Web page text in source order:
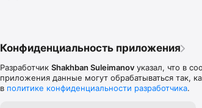
Конфиденциальность приложения
Разработчик Shakhban Suleimanov указал, что в
приложения данные могут обрабатываться так,
в политике конфиденциальности разработчика.